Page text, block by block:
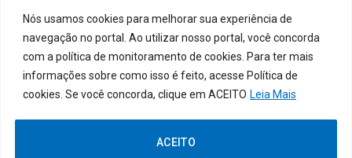
Nós usamos cookies para melhorar sua experiência de
navegação no portal. Ao utilizar nosso portal, você concorda
com a política de monitoramento de cookies. Para ter mais
informações sobre como isso é feito, acesse Política de
cookies. Se você concorda, clique em ACEITO Leia Mais
ACEITO
D’Oeste
Acessar o Webmail